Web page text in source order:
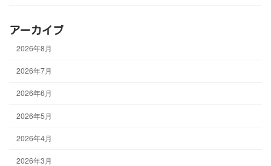
アーカイブ
2026年8月
2026年7月
2026年6月
2026年5月
2026年4月
2026年3月